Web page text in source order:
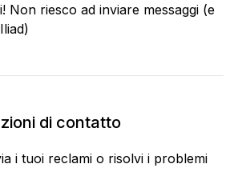
Non riesco ad inviare messaggi (e
di contatto
i tuoi reclami o risolvi i problemi